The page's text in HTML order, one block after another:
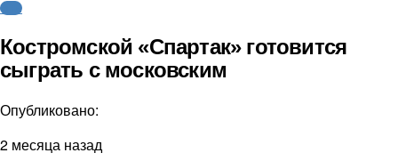
ФНЛ
Костромской «Спартак» готовится
сыграть с московским
Опубликовано:
2 месяца назад